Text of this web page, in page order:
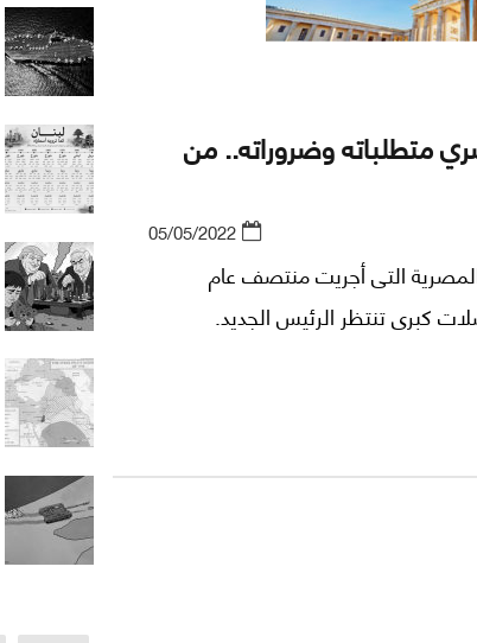
متطلباته وضروراته.. من
05/05/2022
المصرية التى أجريت منتصف عام